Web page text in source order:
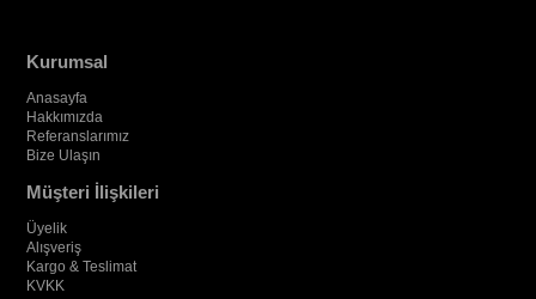
Kurumsal
Anasayfa
Hakkımızda
Referanslarımız
Bize Ulaşın
Müşteri İlişkileri
Üyelik
Alışveriş
Kargo & Teslimat
KVKK